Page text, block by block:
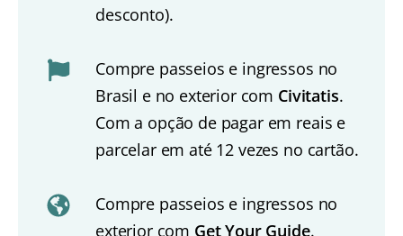
desconto).
Compre passeios e ingressos no
Brasil e no exterior com Civitatis.
Com a opção de pagar em reais e
parcelar em até 12 vezes no cartão.
Compre passeios e ingressos no
exterior com Get Your Guide.